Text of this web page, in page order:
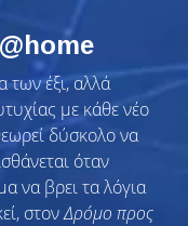
των έξι, αλλά
με κάθε νέο
δύσκολο να
όταν
να βρει τα λόγια
στονΔρόμο προς